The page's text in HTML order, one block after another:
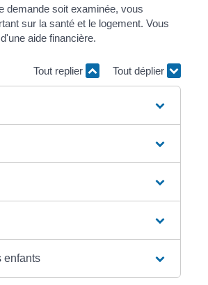
demande soit examinée, vous
sur la santé et le logement. Vous
aide financière.
Tout replier Tout déplier
enfants